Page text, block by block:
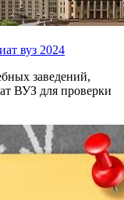
вуз 2024
заведений,
ВУЗ для проверки